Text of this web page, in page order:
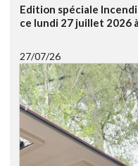
Edition spéciale
ce lundi 27 juillet 2026
27/07/26